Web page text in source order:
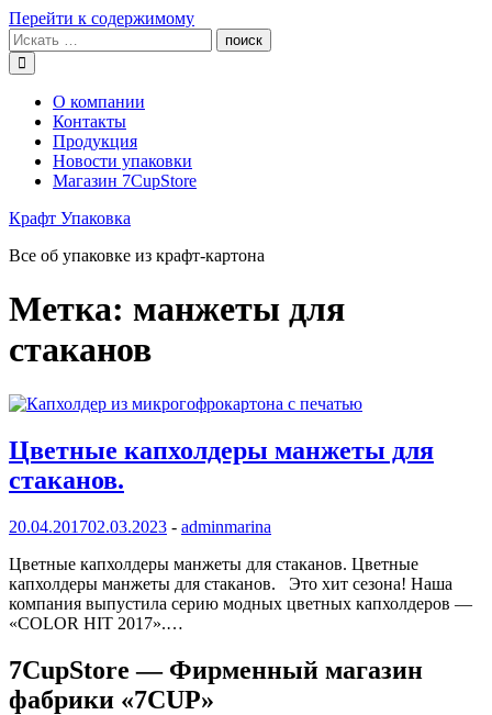
Перейти к содержимому
О компании
Контакты
Продукция
Новости упаковки
Магазин 7CupStore
Крафт Упаковка
Все об упаковке из крафт-картона
Метка: манжеты для
стаканов
Цветные капхолдеры манжеты для
стаканов.
20.04.201702.03.2023 - adminmarina
Цветные капхолдеры манжеты для стаканов. Цветные
капхолдеры манжеты для стаканов. Это хит сезона! Наша
компания выпустила серию модных цветных капхолдеров —
«COLOR HIT 2017».…
7CupStore — Фирменный магазин
фабрики «7CUP»